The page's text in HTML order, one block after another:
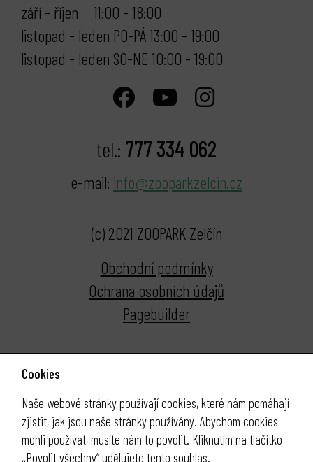
září - říjen 11:00 - 18:00
listopad - leden PO-PÁ 13:00 - 19:00
listopad - leden SO-NE 10:00 - 19:00
tel.: 777 334 062
e-mail: info@zooparkzelcin.cz
(c) 2021 ZOOPARK Zelčín
Obchodní podmínky
Ochrana osobních údajů
Pagebuilder
Cookies
Naše webové stránky používají cookies, které nám pomáhají
zjistit, jak jsou naše stránky používány. Abychom cookies
mohli používat, musíte nám to povolit. Kliknutím na tlačítko
,,Povolit všechny“ udělujete tento souhlas.